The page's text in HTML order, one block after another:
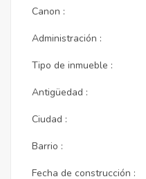
Canon :
Administración :
Tipo de inmueble :
Antigüedad :
Ciudad :
Barrio :
Fecha de construcción :